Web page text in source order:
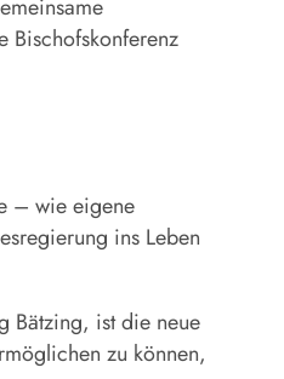
Bischofskonferenz
– wie eigene
ins Leben
Bätzing, ist die neue
zu können,